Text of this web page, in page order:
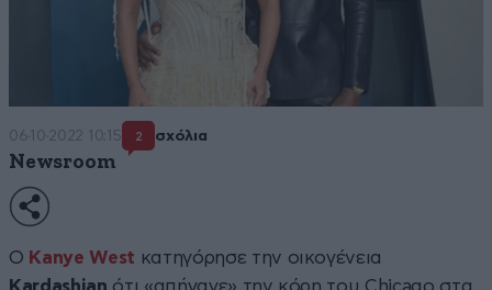
06·10·2022 10:15 2 σχόλια
Newsroom
Ο Kanye West κατηγόρησε την οικογένεια
Kardashian ότι «απήγαγε» την κόρη του Chicago στα